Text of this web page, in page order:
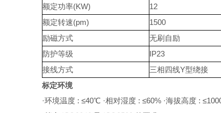
额定功率(KW)
12
额定转速(pm)
1500
励磁方式
无刷自励
防护等级
IP23
接线方式
三相四线Y型绕接
标定环境
·环境温度 : ≤40℃ ·相对湿度 : ≤60% ·海拔高度 :